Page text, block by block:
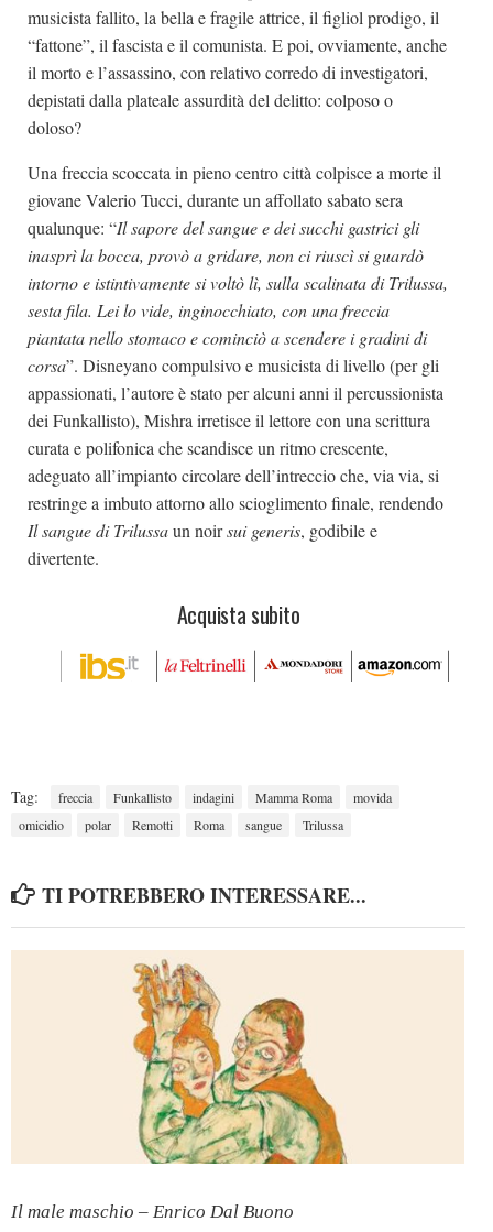
musicista fallito, la bella e fragile attrice, il figliol prodigo, il
“fattone”, il fascista e il comunista. E poi, ovviamente, anche
il morto e l’assassino, con relativo corredo di investigatori,
depistati dalla plateale assurdità del delitto: colposo o
doloso?
Una freccia scoccata in pieno centro città colpisce a morte il
giovane Valerio Tucci, durante un affollato sabato sera
qualunque: “Il sapore del sangue e dei succhi gastrici gli
inasprì la bocca, provò a gridare, non ci riuscì si guardò
intorno e istintivamente si voltò lì, sulla scalinata di Trilussa,
sesta fila. Lei lo vide, inginocchiato, con una freccia
piantata nello stomaco e cominciò a scendere i gradini di
corsa”. Disneyano compulsivo e musicista di livello (per gli
appassionati, l’autore è stato per alcuni anni il percussionista
dei Funkallisto), Mishra irretisce il lettore con una scrittura
curata e polifonica che scandisce un ritmo crescente,
adeguato all’impianto circolare dell’intreccio che, via via, si
restringe a imbuto attorno allo scioglimento finale, rendendo
Il sangue di Trilussaun noirsui generis, godibile e
divertente.
Acquista subito
Tag: freccia Funkallisto indagini Mamma Roma
movida
omicidio
polar Remotti Roma sangue Trilussa
TI POTREBBERO INTERESSARE...
Il male maschio – Enrico Dal Buono